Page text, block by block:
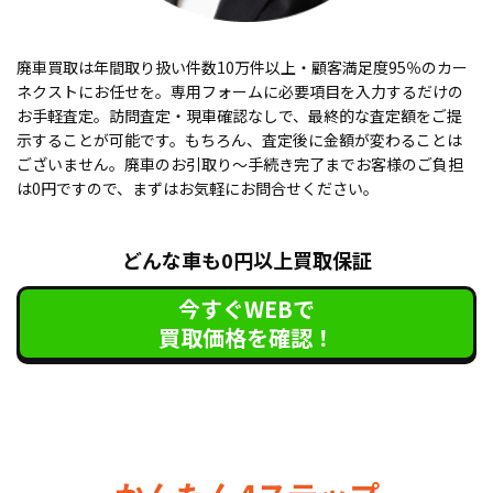
廃車買取は年間取り扱い件数10万件以上・顧客満足度95％のカー
ネクストにお任せを。専用フォームに必要項目を入力するだけの
お手軽査定。訪問査定・現車確認なしで、最終的な査定額をご提
示することが可能です。もちろん、査定後に金額が変わることは
ございません。廃車のお引取り〜手続き完了までお客様のご負担
は0円ですので、まずはお気軽にお問合せください。
どんな車も0円以上買取保証
今すぐWEBで
買取価格を確認！